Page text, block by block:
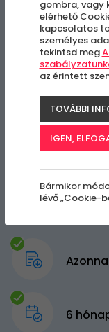
6
gombra, vagy
elérhető
kapcsolatos
személyes
tekintsd meg
az érintett
TOVÁBBI
IGEN,
Bármikor
lévő „Cookie-